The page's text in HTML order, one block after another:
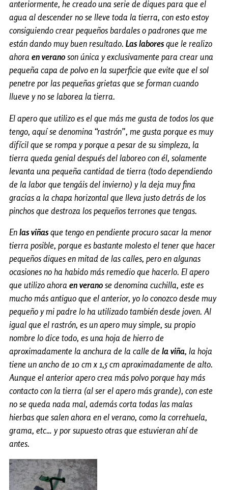
anteriormente, he creado una serie de diques para que el
agua al descender no se lleve toda la tierra, con esto estoy
consiguiendo crear pequeños bardales o padrones que me
están dando muy buen resultado. Las laboresque le realizo
ahora en verano son única y exclusivamente para crear una
pequeña capa de polvo en la superficie que evite que el sol
penetre por las pequeñas grietas que se forman cuando
llueve y no se laborea la tierra.
El apero que utilizo es el que más me gusta de todos los que
tengo, aquí se denomina “rastrón”, me gusta porque es muy
difícil que se rompa y porque a pesar de su simpleza, la
tierra queda genial después del laboreo con él, solamente
levanta una pequeña cantidad de tierra (todo dependiendo
de la labor que tengáis del invierno) y la deja muy fina
gracias a la chapa horizontal que lleva justo detrás de los
pinchos que destroza los pequeños terrones que tengas.
En las viñasque tengo en pendiente procuro sacar la menor
tierra posible, porque es bastante molesto el tener que hacer
pequeños diques en mitad de las calles, pero en algunas
ocasiones no ha habido más remedio que hacerlo. El apero
que utilizo ahora en verano se denomina cuchilla, este es
mucho más antiguo que el anterior, yo lo conozco desde muy
pequeño y mi padre lo ha utilizado también desde joven. Al
igual que el rastrón, es un apero muy simple, su propio
nombre lo dice todo, es una hoja de hierro de
aproximadamente la anchura de la calle de la viña, la hoja
tiene un ancho de 10 cm x 1,5 cm aproximadamente de alto.
Aunque el anterior apero crea más polvo porque hay más
contacto con la tierra (al ser el apero más grande), con este
no se queda nada mal, además corta todas las malas
hierbas que salen ahora en el verano, como la correhuela,
grama, etc… y por supuesto otras que estuvieran ahí de
antes.